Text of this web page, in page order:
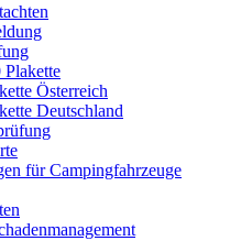
Plakette
Österreich
Deutschland
für Campingfahrzeuge